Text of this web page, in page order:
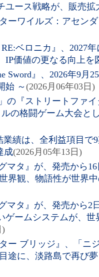
ユース戦略が、販売拡
ーワイルズ：アセン
RE:ベロニカ』、2027
IP価値の更なる向上を
Sword』、2026年9
始 ～ (2026月06年03日)
」の『ストリートファ
の格闘ゲーム大会と
業績は、全利益項目で
成(2026月05年13日)
マタ』が、発売から
界観、物語性が世界
マタ』が、発売から2
ゲームシステムが、
)
ー ブリッジ』、「ニ
途に、淡路島で再び